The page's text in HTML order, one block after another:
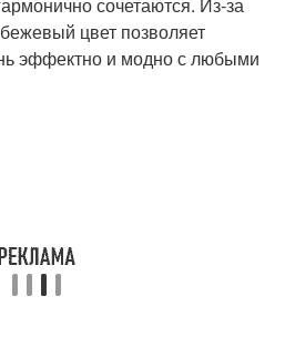
цвет позволяет
эффектно и модно с любыми